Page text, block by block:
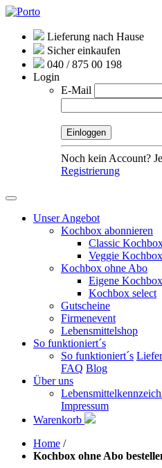
Lieferung nach Hause
Sicher einkaufen
040 / 875 00 198
Login
E-Mail
Noch kein Account?
Registrierung
Unser Angebot
Kochbox abonnieren
Classic
Veggie
Kochbox ohne Abo
Eigene
Kochbox select
Gutscheine
Firmenevent
Lebensmittelshop
So funktioniert´s
So funktioniert´s
FAQ Blog
Über uns
Impressum
Warenkorb
Home /
Kochbox ohne Abo